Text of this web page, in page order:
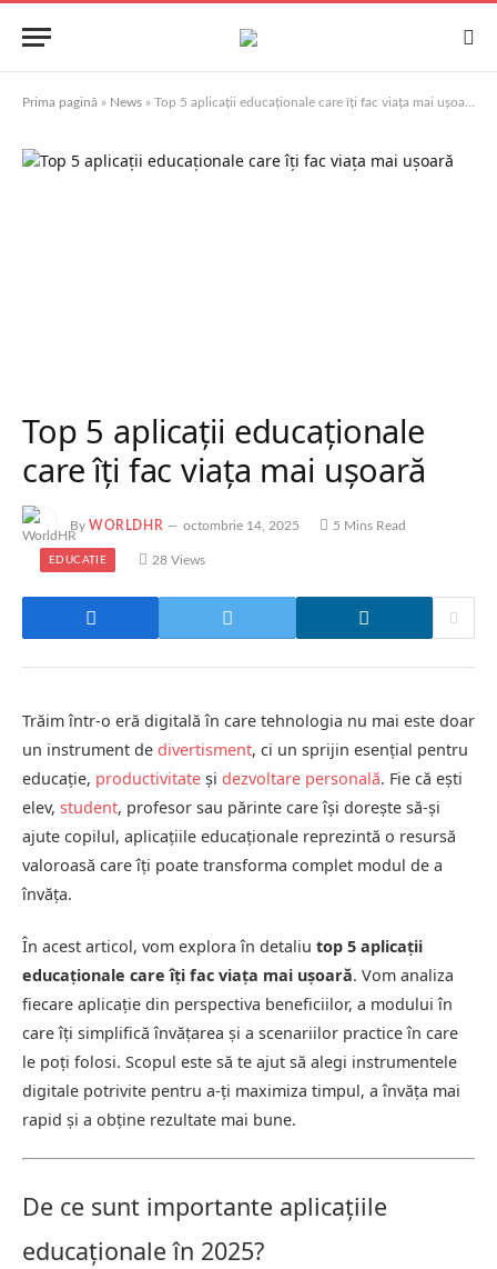
Prima pagină » News » Top 5 aplicații educaționale care îți fac viața mai ușoară
Top 5 aplicații educaționale
care îți fac viața mai ușoară
By WORLDHR octombrie 14, 2025 5 Mins Read
EDUCAȚIE 28Views
Trăim într-o eră digitală în care tehnologia nu mai este doar
un instrument de divertisment, ci un sprijin esențial pentru
educație, productivitate și dezvoltare personală. Fie că ești
elev, student, profesor sau părinte care își dorește să-și
ajute copilul, aplicațiile educaționale reprezintă o resursă
valoroasă care îți poate transforma complet modul de a
învăța.
În acest articol, vom explora în detaliu top 5 aplicații
educaționale care îți fac viața mai ușoară. Vom analiza
fiecare aplicație din perspectiva beneficiilor, a modului în
care îți simplifică învățarea și a scenariilor practice în care
le poți folosi. Scopul este să te ajut să alegi instrumentele
digitale potrivite pentru a-ți maximiza timpul, a învăța mai
rapid și a obține rezultate mai bune.
De ce sunt importante aplicațiile
educaționale în 2025?